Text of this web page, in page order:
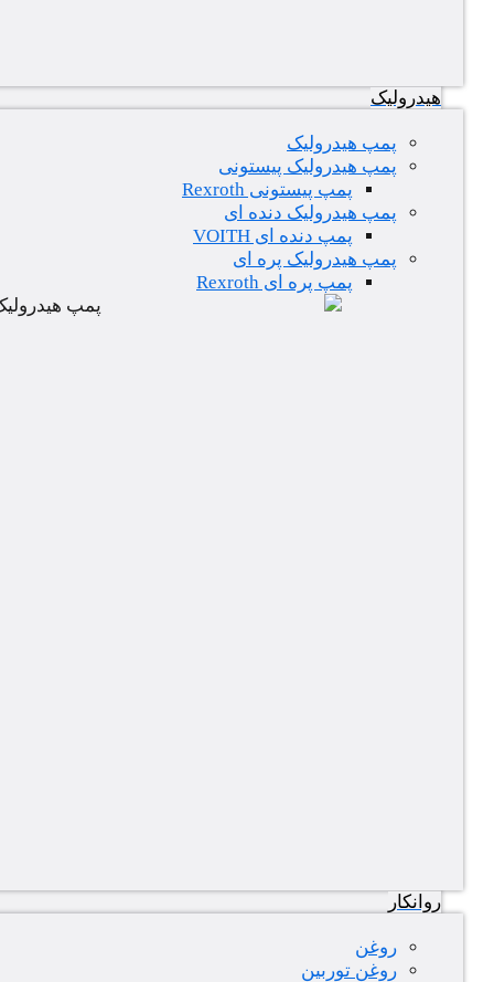
هیدرولیک
پمپ هیدرولیک
پمپ هیدرولیک پیستونی
پمپ پیستونی Rexroth
پمپ هیدرولیک دنده ای
پمپ دنده ای VOITH
پمپ هیدرولیک پره ای
پمپ پره ای Rexroth
روانکار
روغن
روغن توربین